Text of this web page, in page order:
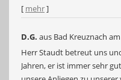
[ mehr]
D.G. aus Bad Kreuznach
Herr Staudt betreut uns
Jahren, er ist immer sehr